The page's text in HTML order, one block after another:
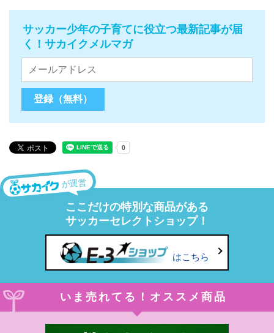
サッカー少年の子育てに役立つ最新記事が届
く！サカイクメルマガ
が運営
ここだけの特別な商品がある
サッカーセレクトショップ！
はこちら
いま売れてる！オススメ商品